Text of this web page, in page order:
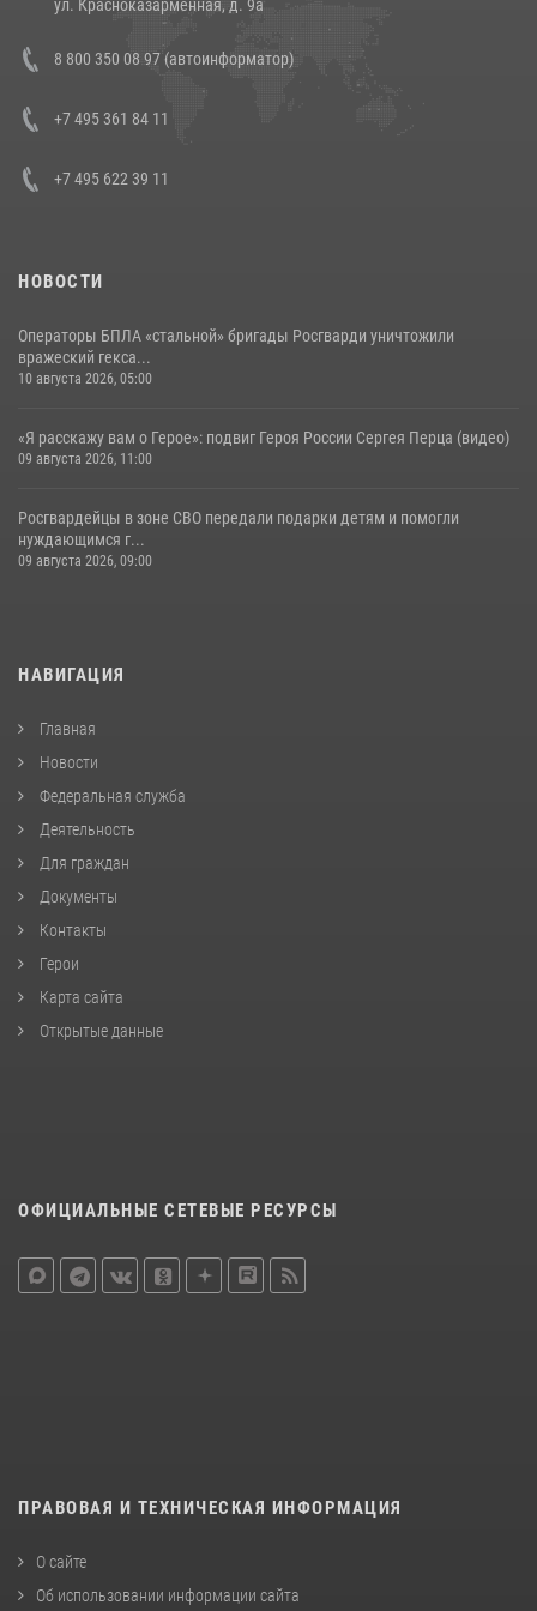
В Нижнем Новгороде состоялось Всероссийское совещание-
семинар по вопросам развития вневедомственной охраны
06 августа 2026, 14:47
ул. Красноказарменная, д. 9а
8 800 350 08 97 (автоинформатор)
+7 495 361 84 11
+7 495 622 39 11
НОВОСТИ
Операторы БПЛА «стальной» бригады Росгварди уничтожили
вражеский гекса...
10 августа 2026, 05:00
«Я расскажу вам о Герое»: подвиг Героя России Сергея Перца (видео)
09 августа 2026, 11:00
Росгвардейцы в зоне СВО передали подарки детям и помогли
нуждающимся г...
09 августа 2026, 09:00
НАВИГАЦИЯ
Главная
Новости
Федеральная служба
Деятельность
Для граждан
Документы
Контакты
Герои
Карта сайта
Открытые данные
ОФИЦИАЛЬНЫЕ СЕТЕВЫЕ РЕСУРСЫ
ПРАВОВАЯ И ТЕХНИЧЕСКАЯ ИНФОРМАЦИЯ
О сайте
Об использовании информации сайта